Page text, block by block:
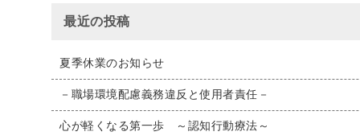
最近の投稿
夏季休業のお知らせ
－職場環境配慮義務違反と使用者責任－
心が軽くなる第一歩 ～認知行動療法～